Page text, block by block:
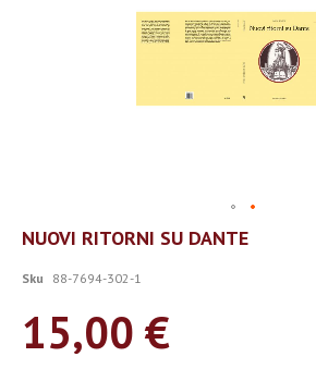
Vai
all'inizio
galleria
immagini
NUOVI RITORNI SU DANTE
Sku 88-7694-302-1
15,00 €